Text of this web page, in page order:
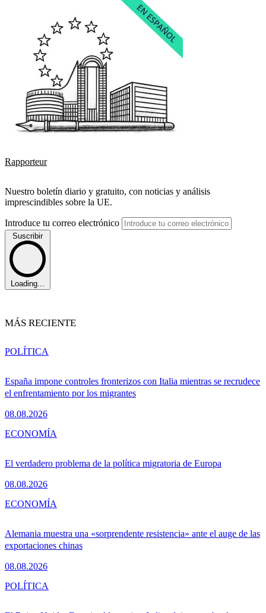
Rapporteur
Nuestro boletín diario y gratuito, con noticias y análisis
imprescindibles sobre la UE.
Introduce tu correo electrónico
Suscribir
Loading...
MÁS RECIENTE
España impone controles fronterizos con Italia mientras se recrudece
el enfrentamiento por los migrantes
08.08.2026
POLÍTICA
El verdadero problema de la política migratoria de Europa
08.08.2026
ECONOMÍA
Alemania muestra una «sorprendente resistencia» ante el auge de las
exportaciones chinas
08.08.2026
ECONOMÍA
POLÍTICA